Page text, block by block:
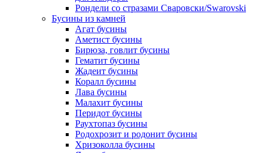
Рондели со стразами Сваровски/Swarovski
Бусины из камней
Агат бусины
Аметист бусины
Бирюза, говлит бусины
Гематит бусины
Жадеит бусины
Коралл бусины
Лава бусины
Малахит бусины
Перидот бусины
Раухтопаз бусины
Родохрозит и родонит бусины
Хризоколла бусины